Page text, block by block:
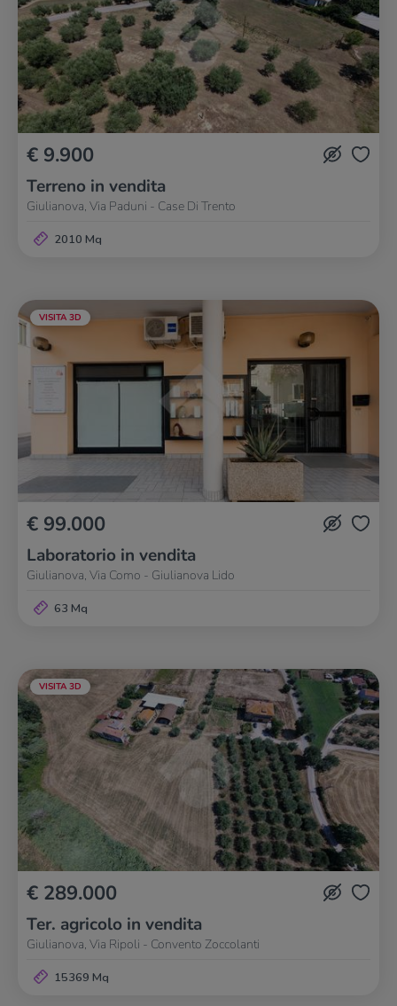
€ 9.900
Terreno in vendita
Giulianova, Via Paduni - Case Di Trento
2010 Mq
VISITA 3D
€ 99.000
Laboratorio in vendita
Giulianova, Via Como - Giulianova Lido
63 Mq
VISITA 3D
€ 289.000
Ter. agricolo in vendita
Giulianova, Via Ripoli - Convento Zoccolanti
15369 Mq